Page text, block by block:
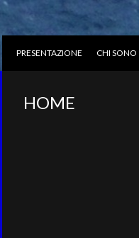
PRESENTAZIONE CHI SONO
HOME